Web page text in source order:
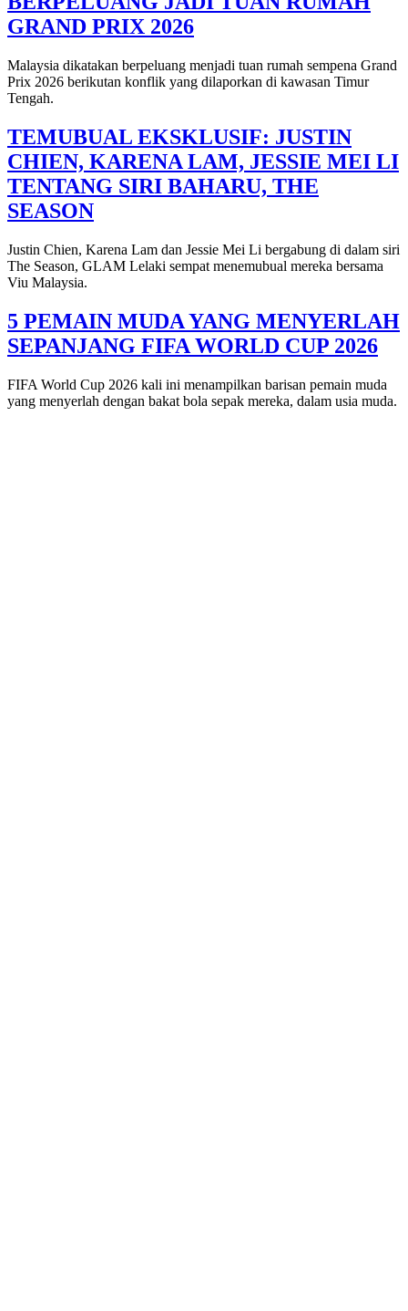
GRAND PRIX 2026
Malaysia dikatakan berpeluang menjadi tuan rumah sempena Grand
Prix 2026 berikutan konflik yang dilaporkan di kawasan Timur
Tengah.
TEMUBUAL EKSKLUSIF: JUSTIN
CHIEN, KARENA LAM, JESSIE MEI LI
TENTANG SIRI BAHARU, THE
SEASON
Justin Chien, Karena Lam dan Jessie Mei Li bergabung di dalam siri
The Season, GLAM Lelaki sempat menemubual mereka bersama
Viu Malaysia.
5 PEMAIN MUDA YANG MENYERLAH
SEPANJANG FIFA WORLD CUP 2026
FIFA World Cup 2026 kali ini menampilkan barisan pemain muda
yang menyerlah dengan bakat bola sepak mereka, dalam usia muda.